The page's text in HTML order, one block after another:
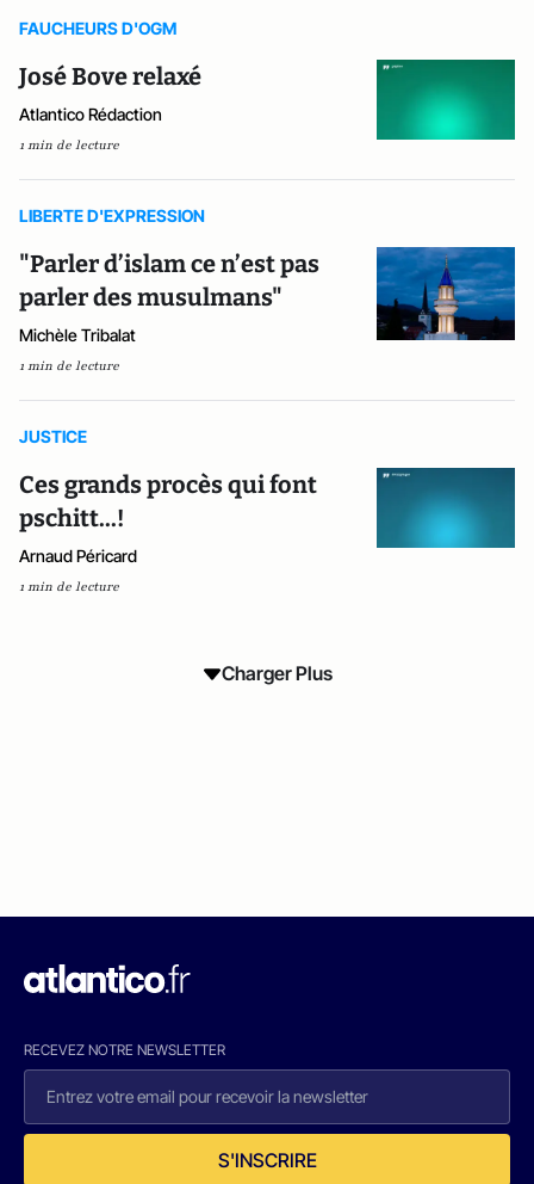
FAUCHEURS D'OGM
José Bove relaxé
Atlantico Rédaction
1 min de lecture
LIBERTE D'EXPRESSION
"Parler d’islam ce n’est pas
parler des musulmans"
Michèle Tribalat
1 min de lecture
JUSTICE
Ces grands procès qui font
pschitt...!
Arnaud Péricard
1 min de lecture
Charger Plus
RECEVEZ NOTRE NEWSLETTER
S'INSCRIRE